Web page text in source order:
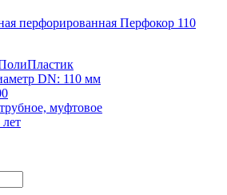
перфорированная Перфокор 110
DN: 110 мм
муфтовое
лет